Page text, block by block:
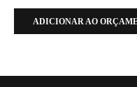
ADICIONAR AO